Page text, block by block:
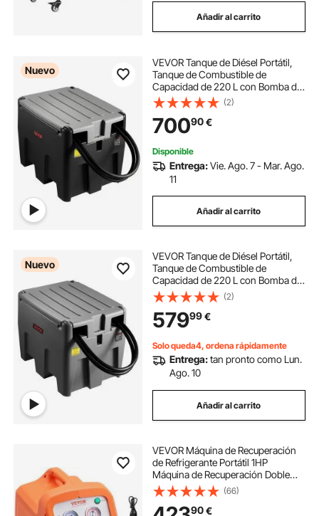
Añadir al carrito
Nuevo
VEVOR Tanque de Diésel Portátil,
Tanque de Combustible de
Capacidad de 220 L con Bomba de
Transferencia Eléctrica y Manguera
de Goma de 3,9 m, Contendor de
Transferencia de Diésel de PE,
Negro
(2)
70090€
Disponible
Entrega:Vie. Ago. 7 - Mar. Ago.
11
Añadir al carrito
Nuevo
VEVOR Tanque de Diésel Portátil,
Tanque de Combustible de
Capacidad de 220 L con Bomba de
Transferencia Eléctrica y Manguera
de Goma de 3,9 m, Contendor de
Transferencia de Diésel de PE, Gris
(2)
57999€
Solo queda4, ordena rápidamente
Entrega:tan pronto como Lun.
Ago. 10
Añadir al carrito
VEVOR Máquina de Recuperación
de Refrigerante Portátil 1HP
Máquina de Recuperación Doble
Cilindro con Protección de Alta
Presión 1750 rpm para Vapor de
Refrigerante Líquido Aire
(66)
90€